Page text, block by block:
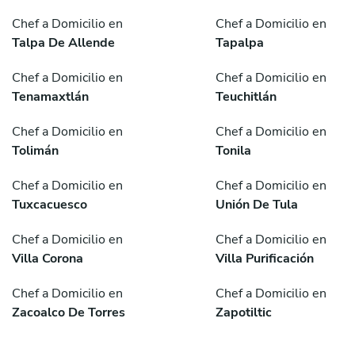
Chef a Domicilio en
Talpa De Allende
Chef a Domicilio en
Tapalpa
Chef a Domicilio en
Tenamaxtlán
Chef a Domicilio en
Teuchitlán
Chef a Domicilio en
Tolimán
Chef a Domicilio en
Tonila
Chef a Domicilio en
Tuxcacuesco
Chef a Domicilio en
Unión De Tula
Chef a Domicilio en
Villa Corona
Chef a Domicilio en
Villa Purificación
Chef a Domicilio en
Zacoalco De Torres
Chef a Domicilio en
Zapotiltic